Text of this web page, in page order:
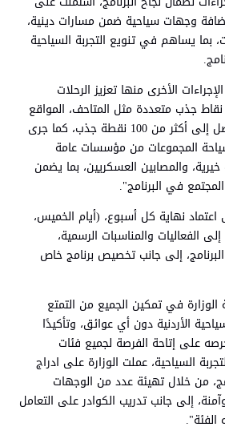
وجهات سياحية ضمن مسارات دينية،
بما يساهم في تنويع التجربة السياحية
الأخرى منها تعزيز الرحلات
نقاط جذب متعددة مثل المتاحف، المواقع
الأثرية، ومراكز الزوار، لتصل إلى أكثر من 100 نقطة جذب، كما جرى
المجموعات من مؤسسات عامة
والمصابين العسكريين، بما يضمن
في البرنامج".
اعتماد نهاية كل أسبوع، (أيام الخميس،
الفعاليات والمناسبات الرسمية،
إلى جانب تخصيص برنامج خاص
في تمكين الجميع من التمتع
الأردنية دون أي عوائق، وتأكيدًا
على إتاحة الفرصة لجميع فئات
السياحية، عملت الوزارة على ادراج
من خلال تهيئة عدد من الوجهات
إلى جانب تدريب الكوادر على التعامل